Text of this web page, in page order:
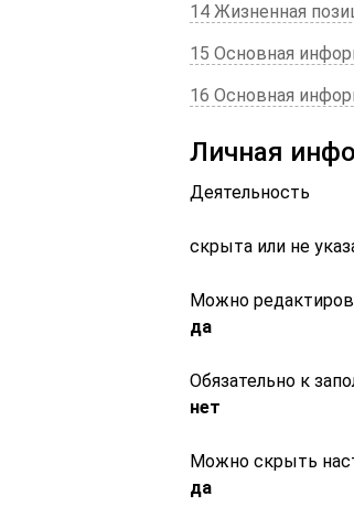
14 Жизненная
15 Основная
16 Основная
Личная
Деятельность
скрыта или не
Можно
да
Обязательно к
нет
Можно скрыть
да